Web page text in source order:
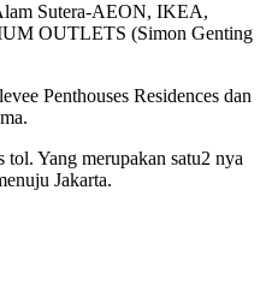
Sutera-AEON, IKEA,
OUTLETS (Simon Genting
Penthouses Residences dan
tol. Yang merupakan satu2 nya
Jakarta.